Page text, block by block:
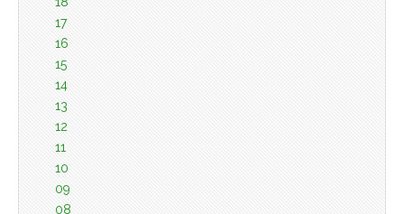
17
16
15
14
13
12
11
10
09
08